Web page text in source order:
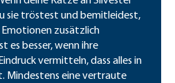
sie tröstest und bemitleidest,
zusätzlich
es besser, wenn ihre
vermitteln, dass alles in
Mindestens eine vertraute